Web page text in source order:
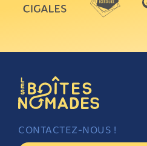
CONTACTEZ-NOUS !